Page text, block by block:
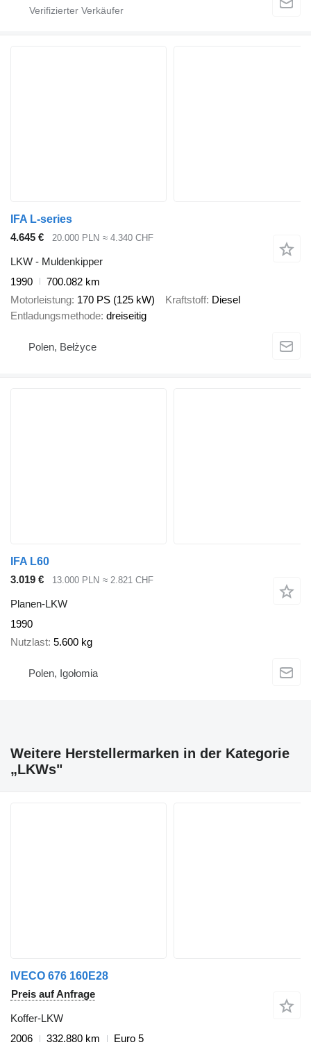
IFA L-series
4.645 €
20.000 PLN ≈ 4.340 CHF
LKW - Muldenkipper
1990
700.082 km
Motorleistung 170 PS (125 kW) Kraftstoff Diesel
Entladungsmethode dreiseitig
Polen, Bełżyce
IFA L60
3.019 €
13.000 PLN ≈ 2.821 CHF
Planen-LKW
1990
Nutzlast 5.600 kg
Polen, Igołomia
Weitere Herstellermarken in der Kategorie
„LKWs"
IVECO 676 160E28
Preis auf Anfrage
Koffer-LKW
2006
332.880 km Euro 5